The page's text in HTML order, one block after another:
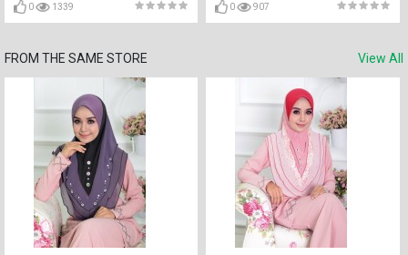
0 1339 0 907
FROM THE SAME STORE View All